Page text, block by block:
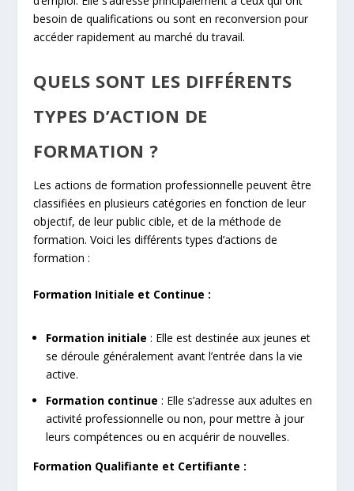
besoin de qualifications ou sont en reconversion pour
accéder rapidement au marché du travail.
QUELS SONT LES DIFFÉRENTS
TYPES D’ACTION DE
FORMATION ?
Les actions de formation professionnelle peuvent être
classifiées en plusieurs catégories en fonction de leur
objectif, de leur public cible, et de la méthode de
formation. Voici les différents types d’actions de
formation :
Formation Initiale et Continue :
Formation initiale : Elle est destinée aux jeunes et
se déroule généralement avant l’entrée dans la vie
active.
Formation continue : Elle s’adresse aux adultes en
activité professionnelle ou non, pour mettre à jour
leurs compétences ou en acquérir de nouvelles.
Formation Qualifiante et Certifiante :